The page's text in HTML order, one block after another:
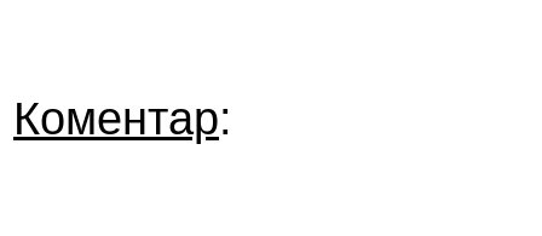
Коментар: